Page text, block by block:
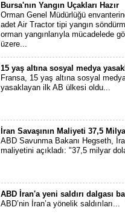
Bursa'nın Yangın Uçakları Hazır
Orman Genel Müdürlüğü
adet Air Tractor tipi yangın
orman yangınlarıyla mücadelede
üzere...
15 yaş altına sosyal medya
Fransa, 15 yaş altına sosyal medya
yasaklayan ilk AB ülkesi oldu...
İran Savaşının Maliyeti 37,5
ABD Savunma Bakanı Hegseth,
maliyetini açıkladı: "37,5 milyar
ABD İran'a yeni saldırı dalgası
ABD’nin İran’a yönelik saldırıları...